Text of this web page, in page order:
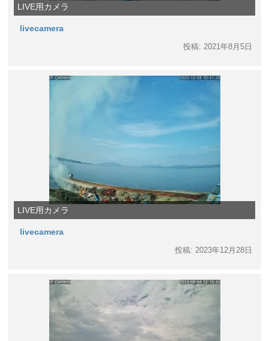
LIVE用カメラ
livecamera
投稿: 2021年8月5日
LIVE用カメラ
livecamera
投稿: 2023年12月28日